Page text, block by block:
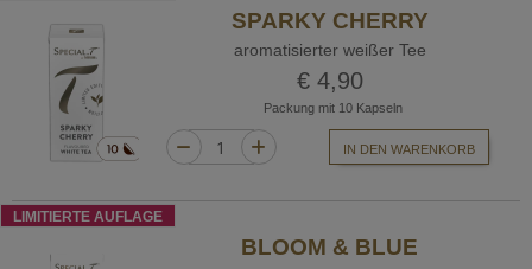
SPARKY CHERRY
aromatisierter weißer Tee
€ 4,90
Packung mit 10 Kapseln
IN DEN WARENKORB
LIMITIERTE AUFLAGE
BLOOM & BLUE